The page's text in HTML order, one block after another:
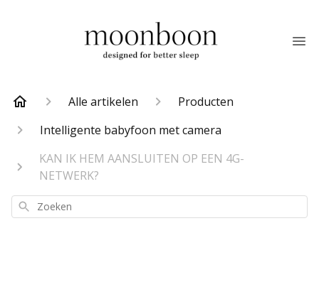
Alle artikelen
Producten
Intelligente babyfoon met camera
KAN IK HEM AANSLUITEN OP EEN 4G-
NETWERK?
Zoeken